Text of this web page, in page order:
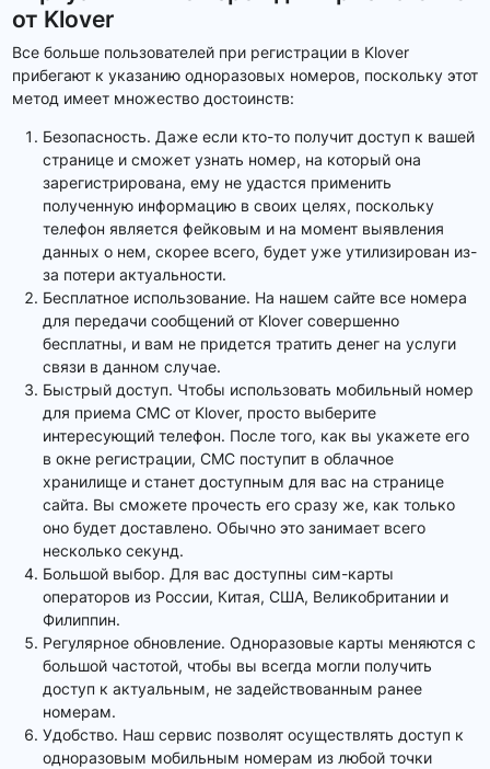
от Klover
Все больше пользователей при регистрации в Klover
прибегают к указанию одноразовых номеров, поскольку этот
метод имеет множество достоинств:
Безопасность. Даже если кто-то получит доступ к вашей
странице и сможет узнать номер, на который она
зарегистрирована, ему не удастся применить
полученную информацию в своих целях, поскольку
телефон является фейковым и на момент выявления
данных о нем, скорее всего, будет уже утилизирован из-
за потери актуальности.
Бесплатное использование. На нашем сайте все номера
для передачи сообщений от Klover совершенно
бесплатны, и вам не придется тратить денег на услуги
связи в данном случае.
Быстрый доступ. Чтобы использовать мобильный номер
для приема СМС от Klover, просто выберите
интересующий телефон. После того, как вы укажете его
в окне регистрации, СМС поступит в облачное
хранилище и станет доступным для вас на странице
сайта. Вы сможете прочесть его сразу же, как только
оно будет доставлено. Обычно это занимает всего
несколько секунд.
Большой выбор. Для вас доступны сим-карты
операторов из России, Китая, США, Великобритании и
Филиппин.
Регулярное обновление. Одноразовые карты меняются с
большой частотой, чтобы вы всегда могли получить
доступ к актуальным, не задействованным ранее
номерам.
Удобство. Наш сервис позволят осуществлять доступ к
одноразовым мобильным номерам из любой точки